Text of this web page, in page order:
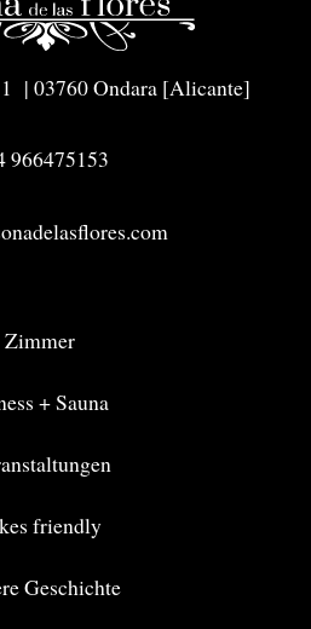
| 03760 Ondara [Alicante]
966475153
Zimmer
+ Sauna
friendly
Geschichte